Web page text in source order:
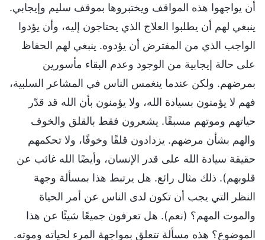
أن يواجهوا هذه المواقف ويختبروها بموقف سليم وإيجابي.
ينبغي لهم أن يطلبوا العلاج الذي يحتاجون إليه، وأن يؤدوا
الواجب الذي من المفترض أن يؤدوه. ينبغي لهم الحفاظ
على حالة إيجابية من الوجود وعدم البقاء مأسورين
بمرضهم. ولكن عندما ينغمس الناس في المشاعر السلبية،
فهم لا يؤمنون بسيادة الله، ولا يؤمنون بأن الله قد قدّر
حياتهم وموتهم مسبقًا. يشعرون فقط بالقلق والخوف
والهم بشأن مرضهم. يزدادون قلقًا وخوفًا، ولا تحكمهم
حقيقة سيادة الله على قدر الإنسان، وأيضًا الله غائب عن
قلوبهم). ذلك مثال رائع. هل يرتبط هذا بمسألة وجهة
النظر التي يجب أن تكون لدى الناس عن أمر الحياة
والموت المهم؟ (نعم). هل تعرفون جميعًا شيئًا عن هذا
الموضوع؟ هذه مسألة تتعلق بمواجهة المرء لحياته وموته.